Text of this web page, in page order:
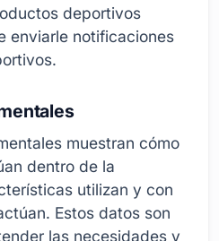
deportivos
enviarle notificaciones
muestran cómo
dentro de la
utilizan y con
Estos datos son
las necesidades y